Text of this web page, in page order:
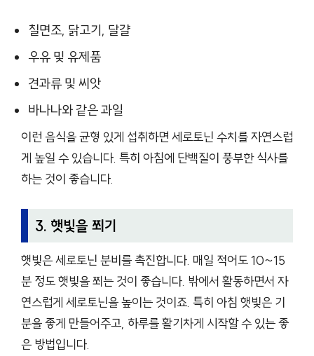
칠면조, 닭고기, 달걀
우유 및 유제품
견과류 및 씨앗
바나나와 같은 과일
이런 음식을 균형 있게 섭취하면 세로토닌 수치를 자연스럽
게 높일 수 있습니다. 특히 아침에 단백질이 풍부한 식사를
하는 것이 좋습니다.
3. 햇빛을 쬐기
햇빛은 세로토닌 분비를 촉진합니다. 매일 적어도 10~15
분 정도 햇빛을 쬐는 것이 좋습니다. 밖에서 활동하면서 자
연스럽게 세로토닌을 높이는 것이죠. 특히 아침 햇빛은 기
분을 좋게 만들어주고, 하루를 활기차게 시작할 수 있는 좋
은 방법입니다.